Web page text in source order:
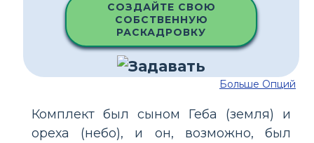
СОЗДАЙТЕ СВОЮ
СОБСТВЕННУЮ
РАСКАДРОВКУ
Больше Опций
Комплект был сыном Геба (земля) и
ореха (небо), и он, возможно, был